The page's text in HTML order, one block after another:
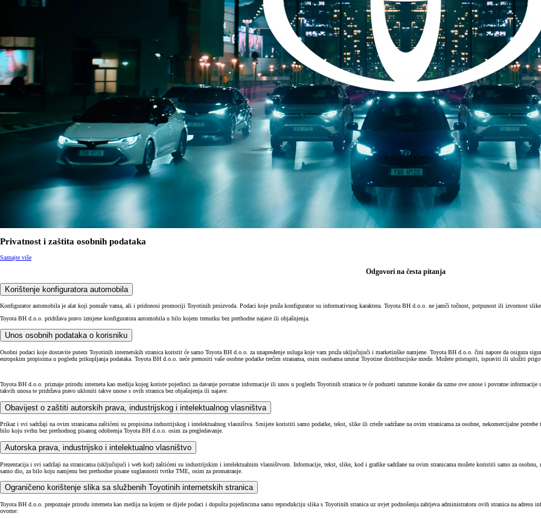
Privatnost i zaštita osobnih podataka
Saznajte više
Odgovori na česta pitanja
Korištenje konfiguratora automobila
Konfigurator automobila je alat koji pomaže vama, ali i pridonosi promociji Toyotinih proizvoda. Podaci koje pruža konfigurator su informativnog karaktera. Toyota BH d.o.o. ne jamči točnost, potpunost ili izvornost
Toyota BH d.o.o. pridržava pravo izmjene konfiguratora automobila u bilo kojem trenutku bez prethodne najave ili objašnjenja.
Unos osobnih podataka o korisniku
Osobni podaci koje dostavite putem Toyotinih internetskih stranica koristit će samo Toyota BH d.o.o. za unapređenje usluga koje vam pruža uključujući i marketinške namjene. Toyota BH d.o.o. čini napore da osigura
europskim propisima u pogledu prikupljanja podataka. Toyota BH d.o.o. neće prenositi vaše osobne podatke trećim stranama, osim osobama unutar Toyotine distribucijske mreže. Možete pristupiti, ispraviti ili uložiti
Toyota BH d.o.o. priznaje prirodu interneta kao medija kojeg koriste pojedinci za davanje povratne informacije ili unos u pogledu Toyotinih stranica te će poduzeti razumne korake da uzme ove unose i povratne
takvih unosa te pridržava pravo ukloniti takve unose s ovih stranica bez objašnjenja ili najave.
Obavijest o zaštiti autorskih prava, industrijskog i intelektualnog vlasništva
Prikaz i svi sadržaji na ovim stranicama zaštićeni su propisima industrijskog i intelektualnog vlasništva. Smijete koristiti samo podatke, tekst, slike ili crteže sadržane na ovim stranicama za osobne, nekomercijalne
bilo koju svrhu bez prethodnog pisanog odobrenja Toyota BH d.o.o. osim za pregledavanje.
Autorska prava, industrijsko i intelektualno vlasništvo
Prezentacija i svi sadržaji na stranicama (uključujući i web kod) zaštićeni su industrijskim i intelektualnim vlasništvom. Informacije, tekst, slike, kod i grafike sadržane na ovim stranicama možete koristiti samo za
samo dio, za bilo koju namjenu bez prethodne pisane suglasnosti tvrtke TME, osim za promatranje.
Ograničeno korištenje slika sa službenih Toyotinih internetskih stranica
Toyota BH d.o.o. prepoznaje prirodu interneta kao medija na kojem se dijele podaci i dopušta pojedincima samo reprodukciju slika s Toyotinih stranica uz uvjet podnošenja zahtjeva administratoru ovih stranica na
ovome: